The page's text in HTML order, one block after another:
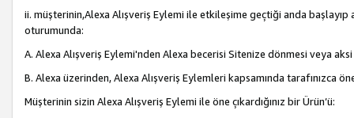
ii. müşterinin,Alexa Alışveriş Eylemi ile etkileşime geçtiği anda
oturumunda:
A. Alexa Alışveriş Eylemi'nden Alexa becerisi Sitenize dönmesi veya
B. Alexa üzerinden, Alexa Alışveriş Eylemleri kapsamında tarafınızca
Müşterinin sizin Alexa Alışveriş Eylemi ile öne çıkardığınız bir Ürün’ü: